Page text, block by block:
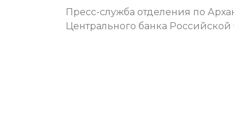
Пресс-служба отделения по
Центрального банка